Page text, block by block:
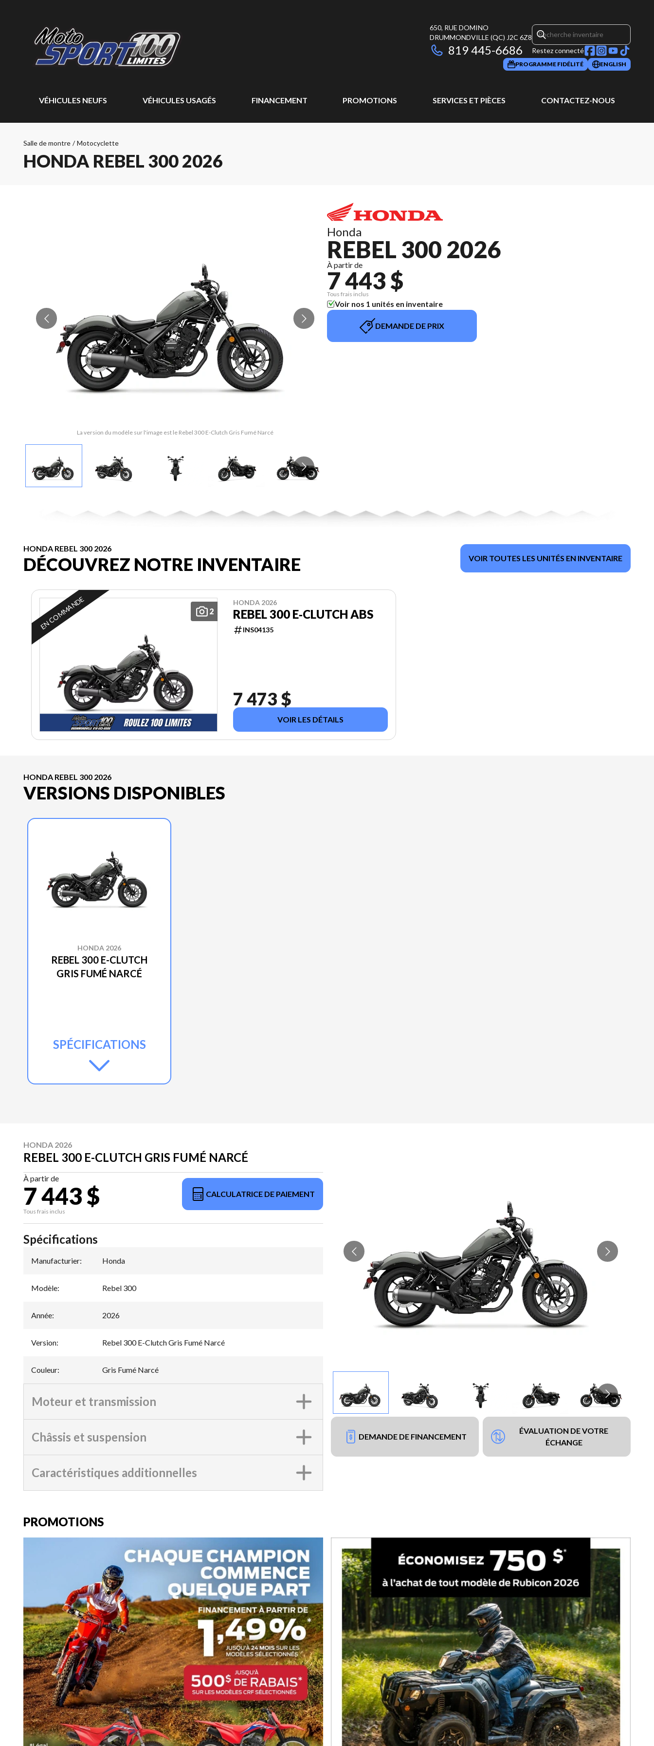
650, RUE DOMINO
DRUMMONDVILLE (QC) J2C 6Z8
819 445-6686 Restez connecté
PROGRAMME FIDÉLITÉ ENGLISH
VÉHICULES NEUFS VÉHICULES USAGÉS FINANCEMENT PROMOTIONS SERVICES ET PIÈCES CONTACTEZ-NOUS
Salle de montre / Motocyclette
HONDA REBEL 300 2026
La version du modèle sur l'image est le Rebel 300 E-Clutch Gris Fumé Narcé
Honda
REBEL 300 2026
À partir de
7 443 $
Tous frais inclus
Voir nos 1 unités en inventaire
DEMANDE DE PRIX
HONDA REBEL 300 2026
DÉCOUVREZ NOTRE INVENTAIRE VOIR TOUTES LES UNITÉS EN INVENTAIRE
2
EN COMMANDE HONDA 2026
REBEL 300 E‑CLUTCH ABS
INS04135
7 473 $
VOIR LES DÉTAILS
HONDA REBEL 300 2026
VERSIONS DISPONIBLES
HONDA 2026
REBEL 300 E-CLUTCH
GRIS FUMÉ NARCÉ
SPÉCIFICATIONS
HONDA 2026
REBEL 300 E-CLUTCH GRIS FUMÉ NARCÉ
À partir de
7 443 $
Tous frais inclus
CALCULATRICE DE PAIEMENT
DEMANDE DE FINANCEMENT
ÉVALUATION DE VOTRE
ÉCHANGE
Spécifications
Manufacturier: Honda
Modèle: Rebel 300
Année: 2026
Version: Rebel 300 E-Clutch Gris Fumé Narcé
Couleur: Gris Fumé Narcé
Moteur et transmission
Châssis et suspension
Caractéristiques additionnelles
PROMOTIONS